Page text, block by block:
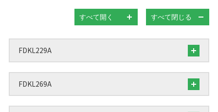
すべて開く すべて閉じる
FDKL229A
FDKL269A